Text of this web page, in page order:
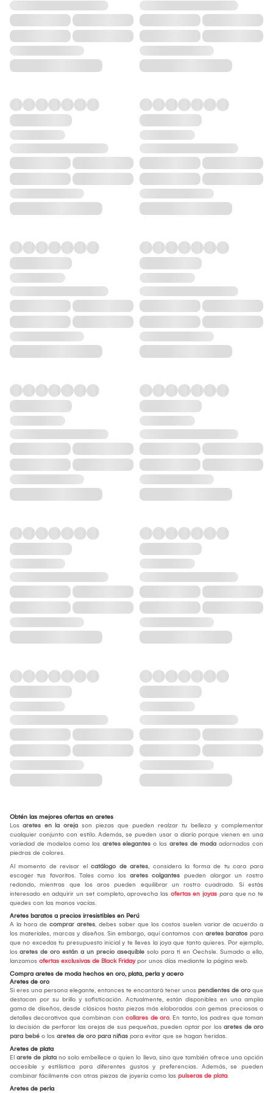
Obtén las mejores ofertas en aretes
Los aretes en la oreja son piezas que pueden realzar tu belleza y complementar
cualquier conjunto con estilo. Además, se pueden usar a diario porque vienen en una
variedad de modelos como los aretes elegantes o los aretes de moda adornados con
piedras de colores.
Al momento de revisar el catálogo de aretes, considera la forma de tu cara para
escoger tus favoritos. Tales como los aretes colgantes pueden alargar un rostro
redondo, mientras que los aros pueden equilibrar un rostro cuadrado. Si estás
interesado en adquirir un set completo, aprovecha las ofertas en joyas para que no te
quedes con las manos vacías.
Aretes baratos a precios irresistibles en Perú
A la hora de comprar aretes, debes saber que los costos suelen variar de acuerdo a
los materiales, marcas y diseños. Sin embargo, aquí contamos con aretes baratos para
que no excedas tu presupuesto inicial y te lleves la joya que tanto quieres. Por ejemplo,
los aretes de oro están a un precio asequible solo para ti en Oechsle. Sumado a ello,
lanzamos ofertas exclusivas de Black Fridaypor unos días mediante la página web.
Compra aretes de moda hechos en oro, plata, perla y acero
Aretes de oro
Si eres una persona elegante, entonces te encantará tener unos pendientes de oro que
destacan por su brillo y sofisticación. Actualmente, están disponibles en una amplia
gama de diseños, desde clásicos hasta piezas más elaboradas con gemas preciosas o
detalles decorativos que combinan con collares de oro. En tanto, los padres que toman
la decisión de perforar las orejas de sus pequeñas, pueden optar por los aretes de oro
para bebé o los aretes de oro para niñas para evitar que se hagan heridas.
Aretes de plata
El arete de plata no solo embellece a quien lo lleva, sino que también ofrece una opción
accesible y estilística para diferentes gustos y preferencias. Además, se pueden
combinar fácilmente con otras piezas de joyería como las pulseras de plata.
Aretes de perla